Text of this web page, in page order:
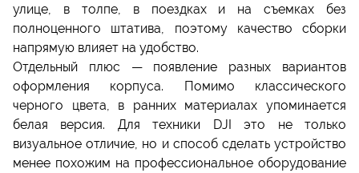
улице, в толпе, в поездках и на съемках без
полноценного штатива, поэтому качество сборки
напрямую влияет на удобство.
Отдельный плюс — появление разных вариантов
оформления корпуса. Помимо классического
черного цвета, в ранних материалах упоминается
белая версия. Для техники DJI это не только
визуальное отличие, но и способ сделать устройство
менее похожим на профессиональное оборудование